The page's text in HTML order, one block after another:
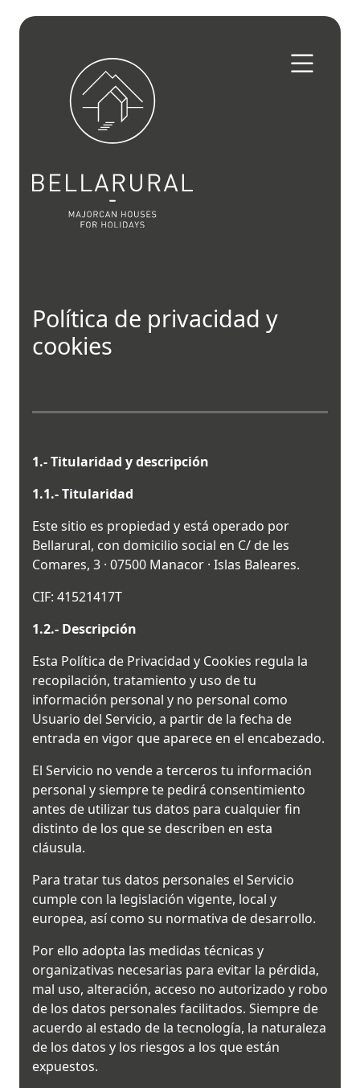
Política de privacidad y
cookies
1.- Titularidad y descripción
1.1.- Titularidad
Este sitio es propiedad y está operado por
Bellarural, con domicilio social en C/ de les
Comares, 3 · 07500 Manacor · Islas Baleares.
CIF: 41521417T
1.2.- Descripción
Esta Política de Privacidad y Cookies regula la
recopilación, tratamiento y uso de tu
información personal y no personal como
Usuario del Servicio, a partir de la fecha de
entrada en vigor que aparece en el encabezado.
El Servicio no vende a terceros tu información
personal y siempre te pedirá consentimiento
antes de utilizar tus datos para cualquier fin
distinto de los que se describen en esta
cláusula.
Para tratar tus datos personales el Servicio
cumple con la legislación vigente, local y
europea, así como su normativa de desarrollo.
Por ello adopta las medidas técnicas y
organizativas necesarias para evitar la pérdida,
mal uso, alteración, acceso no autorizado y robo
de los datos personales facilitados. Siempre de
acuerdo al estado de la tecnología, la naturaleza
de los datos y los riesgos a los que están
expuestos.